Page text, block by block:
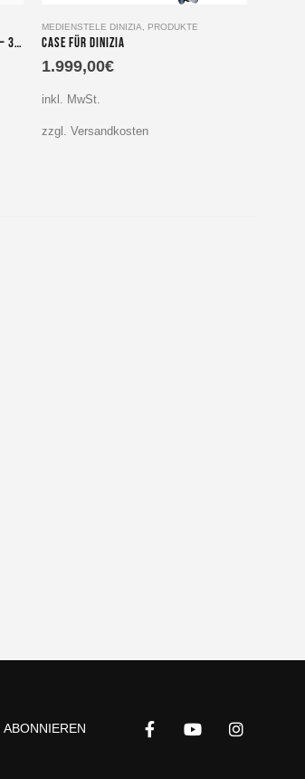
Modulare Komponente Parika tres – 3.Ebene
MEDIENSTELE DINIZIA PRODUKTE
Case für Dinizia
1.999,00€
inkl. MwSt.
zzgl. Versandkosten